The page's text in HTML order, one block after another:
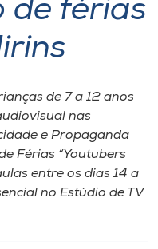
de férias
de 7 a 12 anos
nas
e Propaganda
Férias “Youtubers
entre os dias 14 a
no Estúdio de TV